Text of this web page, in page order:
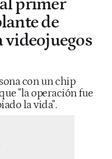
primer
de
con un chip
"la operación fue
la vida".